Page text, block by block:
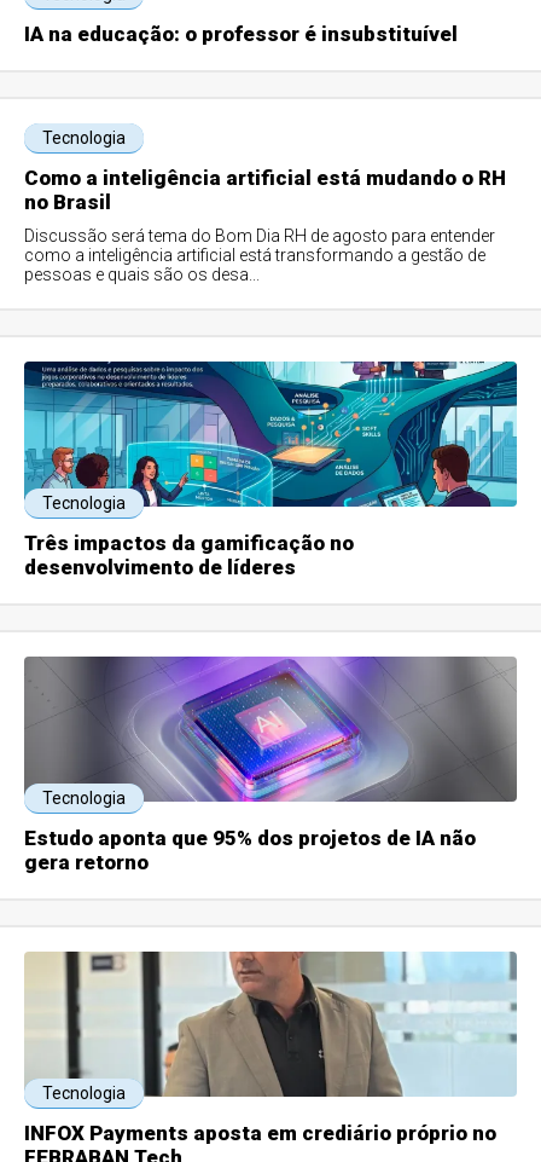
IA na educação: o professor é insubstituível
Tecnologia
Como a inteligência artificial está mudando o RH
no Brasil
Discussão será tema do Bom Dia RH de agosto para entender
como a inteligência artificial está transformando a gestão de
pessoas e quais são os desa...
Tecnologia
Três impactos da gamificação no
desenvolvimento de líderes
Tecnologia
Estudo aponta que 95% dos projetos de IA não
gera retorno
Tecnologia
INFOX Payments aposta em crediário próprio no
FEBRABAN Tech